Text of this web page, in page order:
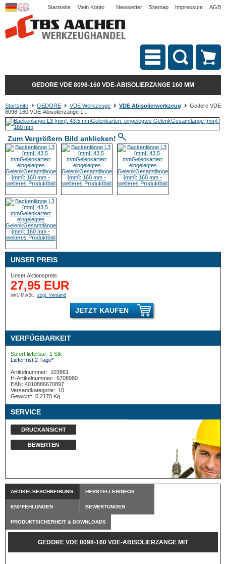
Startseite Mein Konto Newsletter Sitemap Impressum AGB
GEDORE VDE 8098-160 VDE-ABISOLIERZANGE 160 MM
Startseite GEDORE VDE Werkzeuge VDE Abisolierwerkzeug
Gedore VDE
8098-160 VDE-Abisolierzange 1...
Zum Vergrößern Bild anklicken!
UNSER PREIS
Unser Aktionspreis:
27,95 EUR
inkl. MwSt. zzgl. Versand
JETZT KAUFEN
VERFÜGBARKEIT
Sofort lieferbar: 1 Stk
Lieferfrist 2 Tage*
Artikelnummer:
103861
H-Artikelnummer: 6708980
EAN: 4010886670897
Versandkategorie:
10
Gewicht: 0,2170 Kg
SERVICE
DRUCKANSICHT
BEWERTEN
ARTIKELBESCHREIBUNG HERSTELLERINFOS
EMPFEHLUNGEN BEWERTUNGEN
PRODUKTSICHERHEIT & DOWNLOADS
GEDORE VDE 8098-160 VDE-ABISOLIERZANGE MIT